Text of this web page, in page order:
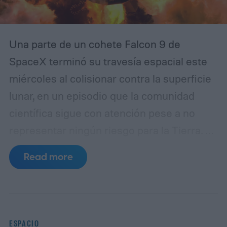
Una parte de un cohete Falcon 9 de
SpaceX terminó su travesía espacial este
miércoles al colisionar contra la superficie
lunar, en un episodio que la comunidad
trata de la segunda etapa del lanzador,
utilizada en enero de 2025 para poner en
Read more
ESPACIO